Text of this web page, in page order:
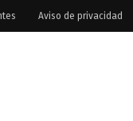
Aviso de privacidad